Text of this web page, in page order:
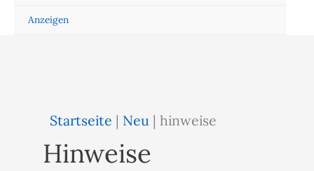
Anzeigen
Startseite | Neu |hinweise
Hinweise